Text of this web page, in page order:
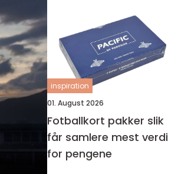
inspiration
01. August 2026
Fotballkort pakker slik
får samlere mest verdi
for pengene